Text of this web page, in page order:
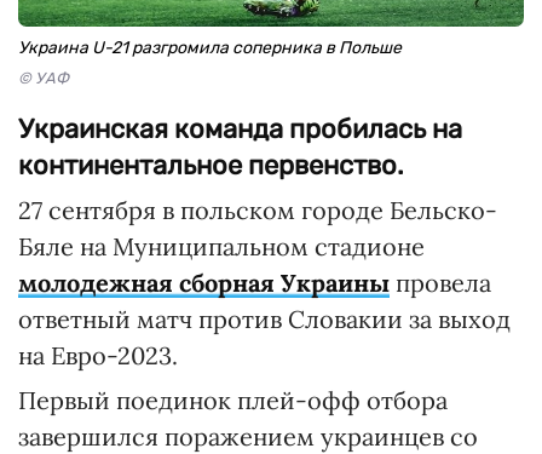
Украина U-21 разгромила соперника в Польше
© УАФ
Украинская команда пробилась на
континентальное первенство.
27 сентября в польском городе Бельско-
Бяле на Муниципальном стадионе
молодежная сборная Украины провела
ответный матч против Словакии за выход
на Евро-2023.
Первый поединок плей-офф отбора
завершился поражением украинцев со